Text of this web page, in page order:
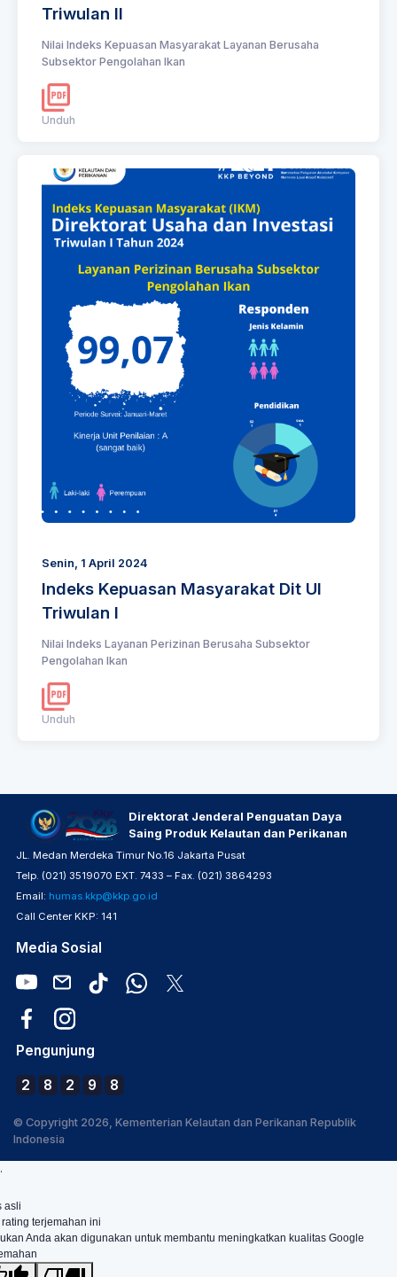
Triwulan II
Nilai Indeks Kepuasan Masyarakat Layanan Berusaha
Subsektor Pengolahan Ikan
Unduh
Senin, 1 April 2024
Indeks Kepuasan Masyarakat Dit UI
Triwulan I
Nilai Indeks Layanan Perizinan Berusaha Subsektor
Pengolahan Ikan
Unduh
Direktorat Jenderal Penguatan Daya
Saing Produk Kelautan dan Perikanan
JL. Medan Merdeka Timur No.16 Jakarta Pusat
Telp. (021) 3519070 EXT. 7433 – Fax. (021) 3864293
Email: humas.kkp@kkp.go.id
Call Center KKP: 141
Media Sosial
Pengunjung
2 8 2 9 8
© Copyright 2026, Kementerian Kelautan dan Perikanan Republik
Indonesia
.
asli
terjemahan ini
Anda akan digunakan untuk membantu meningkatkan kualitas Google